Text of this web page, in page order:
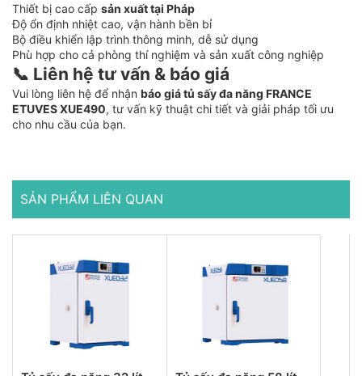
Thiết bị cao cấp sản xuất tại Pháp
Độ ổn định nhiệt cao, vận hành bền bỉ
Bộ điều khiển lập trình thông minh, dễ sử dụng
Phù hợp cho cả phòng thí nghiệm và sản xuất công nghiệp
📞 Liên hệ tư vấn & báo giá
Vui lòng liên hệ để nhận báo giá tủ sấy đa năng FRANCE
ETUVES XUE490, tư vấn kỹ thuật chi tiết và giải pháp tối ưu
cho nhu cầu của bạn.
SẢN PHẨM LIÊN QUAN